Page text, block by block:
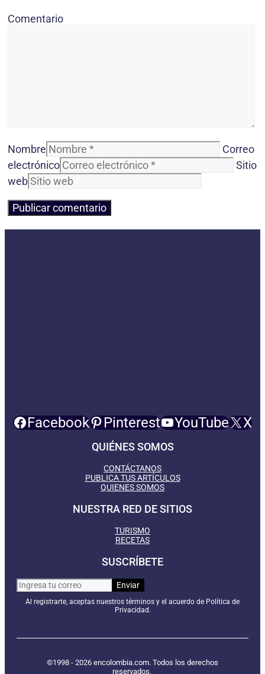
Comentario
Nombre
Correo
electrónico
Sitio
web
Facebook Pinterest YouTube X
QUIÉNES SOMOS
CONTÁCTANOS
PUBLICA TUS ARTÍCULOS
QUIENES SOMOS
NUESTRA RED DE SITIOS
TURISMO
RECETAS
SUSCRÍBETE
Al registrarte, aceptas nuestros términos y el acuerdo de Política de
Privacidad.
©1998 - 2026 encolombia.com. Todos los derechos
reservados.